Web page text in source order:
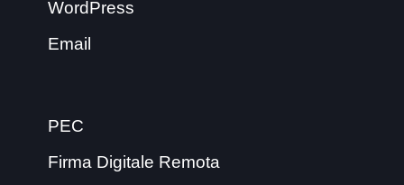
WordPress
Email
PEC
Firma Digitale Remota